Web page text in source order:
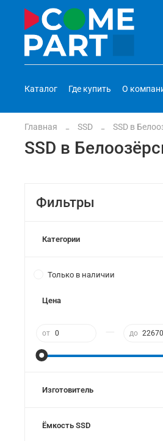
Каталог Где купить О
Главная SSD SSD в
SSD в
Фильтры
Категории
Только в наличии
Цена
от до
Изготовитель
Ёмкость SSD